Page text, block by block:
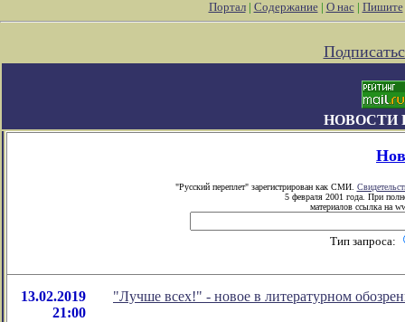
Портал| Содержание| О нас| Пишите
НОВОСТИ
"Русский переплет" зарегистрирован как СМИ.
5 февраля 2001 года. При
материалов ссылка на
Тип запроса:
13.02.2019
21:00
"Лучше всех!" - новое в литературном